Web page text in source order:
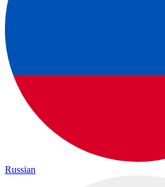
Russian